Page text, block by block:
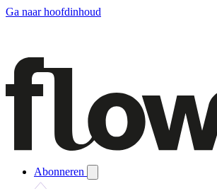
Ga naar hoofdinhoud
Abonneren